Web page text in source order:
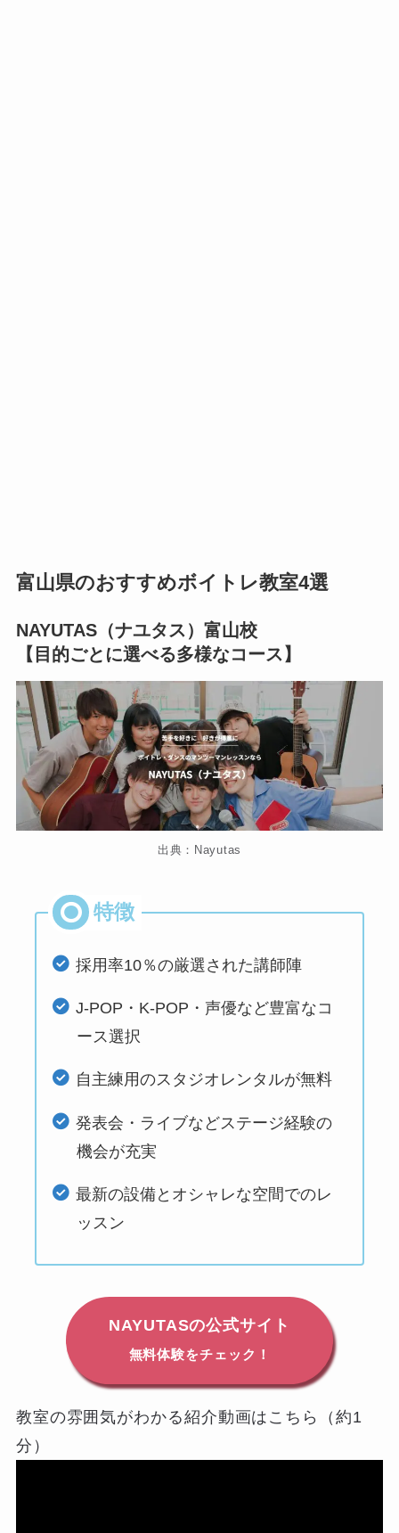
富山県のおすすめボイトレ教室4選
NAYUTAS（ナユタス）富山校
【目的ごとに選べる多様なコース】
出典：Nayutas
採用率10％の厳選された講師陣
J-POP・K-POP・声優など豊富なコ
ース選択
自主練用のスタジオレンタルが無料
発表会・ライブなどステージ経験の
機会が充実
最新の設備とオシャレな空間でのレ
ッスン
NAYUTASの公式サイト
無料体験をチェック！
教室の雰囲気がわかる紹介動画はこちら（約1
分）